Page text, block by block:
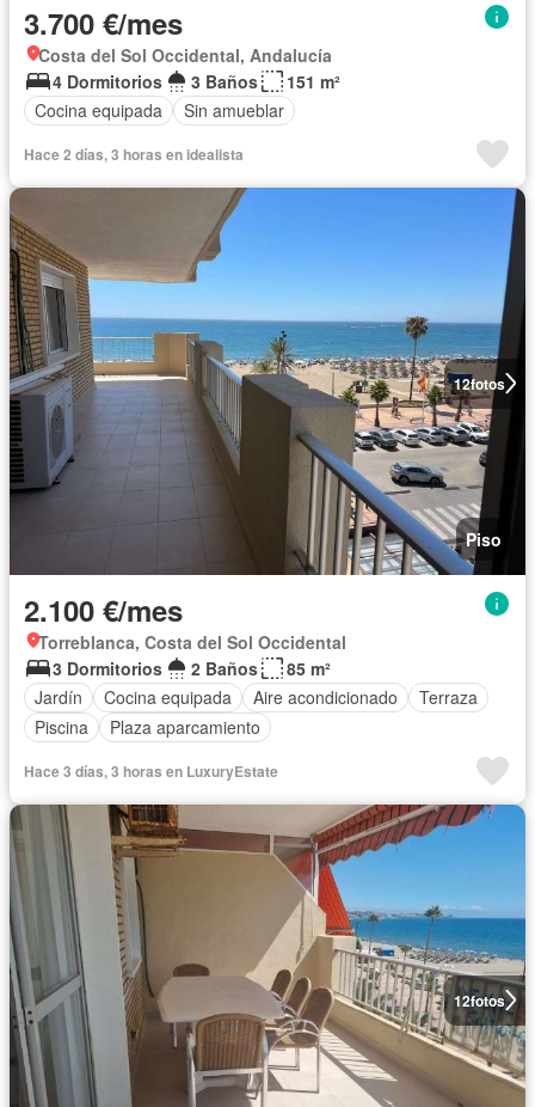
3.700 €/mes
Costa del Sol Occidental, Andalucía
4 Dormitorios
3 Baños
151 m²
Cocina equipada
Sin amueblar
Hace 2 días, 3 horas en idealista
12fotos
Piso
2.100 €/mes
Torreblanca, Costa del Sol Occidental
3 Dormitorios
2 Baños
85 m²
Jardín
Cocina equipada Aire acondicionado
Terraza
Piscina
Plaza aparcamiento
Hace 3 días, 3 horas en LuxuryEstate
12fotos